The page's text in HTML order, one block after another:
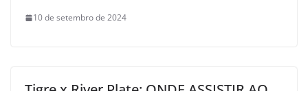
10 de setembro de 2024